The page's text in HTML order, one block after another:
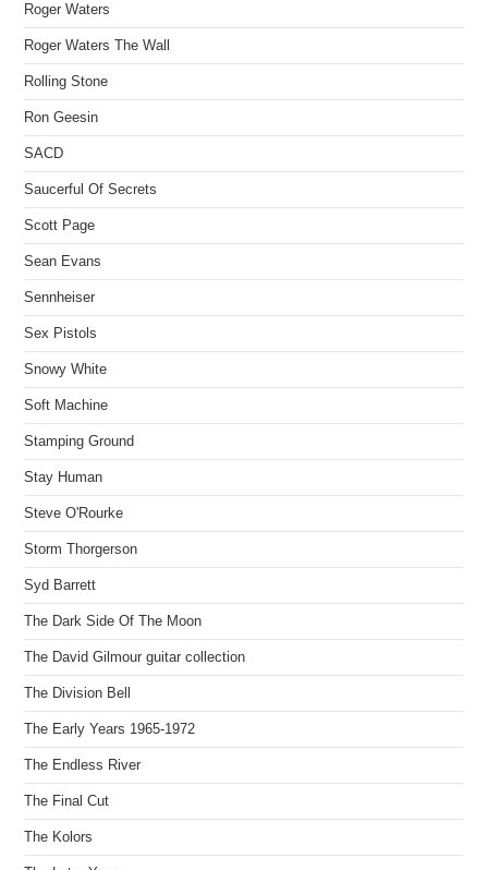
Roger Waters
Roger Waters The Wall
Rolling Stone
Ron Geesin
SACD
Saucerful Of Secrets
Scott Page
Sean Evans
Sennheiser
Sex Pistols
Snowy White
Soft Machine
Stamping Ground
Stay Human
Steve O'Rourke
Storm Thorgerson
Syd Barrett
The Dark Side Of The Moon
The David Gilmour guitar collection
The Division Bell
The Early Years 1965-1972
The Endless River
The Final Cut
The Kolors